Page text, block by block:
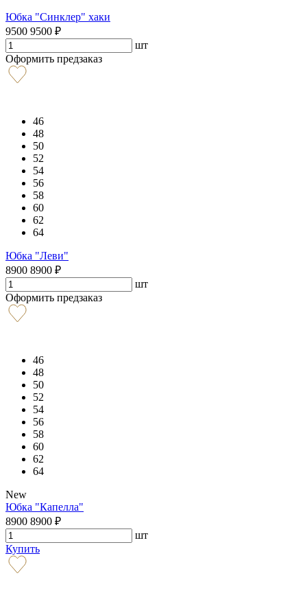
Юбка "Синклер" хаки
9500 9500 ₽
шт
Оформить предзаказ
46
48
50
52
54
56
58
60
62
64
Юбка "Леви"
8900 8900 ₽
шт
Оформить предзаказ
46
48
50
52
54
56
58
60
62
64
New
Юбка "Капелла"
8900 8900 ₽
шт
Купить